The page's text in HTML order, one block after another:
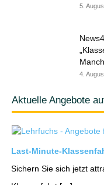
5.
4.
Aktuelle Angebote
Last-Minute-
Sichern Sie sich jetzt